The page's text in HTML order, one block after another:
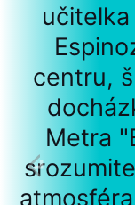
centru,
Metra